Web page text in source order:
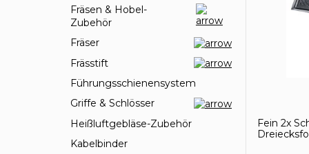
Fräsen & Hobel-
Zubehör
Fräser
Frässtift
Führungsschienensystem
Griffe & Schlösser
Heißluftgebläse-Zubehör
Kabelbinder
Fein 2x